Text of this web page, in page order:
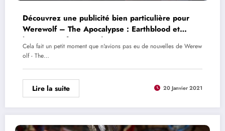
Découvrez une publicité bien particulière pour
Werewolf – The Apocalypse : Earthblood et
l’entreprise fictive Endron
Cela fait un petit moment que n'avions pas eu de nouvelles de Werew
olf - The…
Lire la suite 20 Janvier 2021